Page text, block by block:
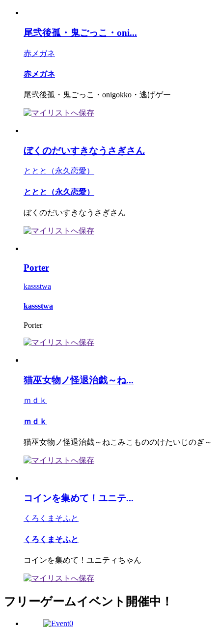
尾弐後孤・鬼ごっこ・oni...
赤メガネ
赤メガネ
尾弐後孤・鬼ごっこ・onigokko・逃げゲー
ぼくのだいすきなうさぎさん
ととと（永久恋愛）
ととと（永久恋愛）
ぼくのだいすきなうさぎさん
Porter
kassstwa
kassstwa
Porter
猫巫女物ノ怪退治戯～ね...
ｍｄｋ
ｍｄｋ
猫巫女物ノ怪退治戯～ねこみこもののけたいじのぎ～
コインを集めて！ユニテ...
くろくまそふと
くろくまそふと
コインを集めて！ユニティちゃん
フリーゲームイベント開催中！